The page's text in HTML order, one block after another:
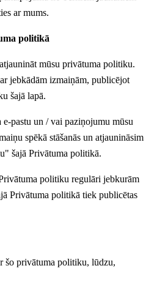
ar mums.
politikā
mūsu privātuma politiku.
jebkādām izmaiņām, publicējot
šajā lapā.
pastu un / vai paziņojumu mūsu
spēkā stāšanās un atjaunināsim
šajā Privātuma politikā.
politiku regulāri jebkurām
Privātuma politikā tiek publicētas
šo privātuma politiku, lūdzu,